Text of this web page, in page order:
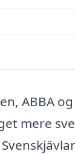
ABBA
mere